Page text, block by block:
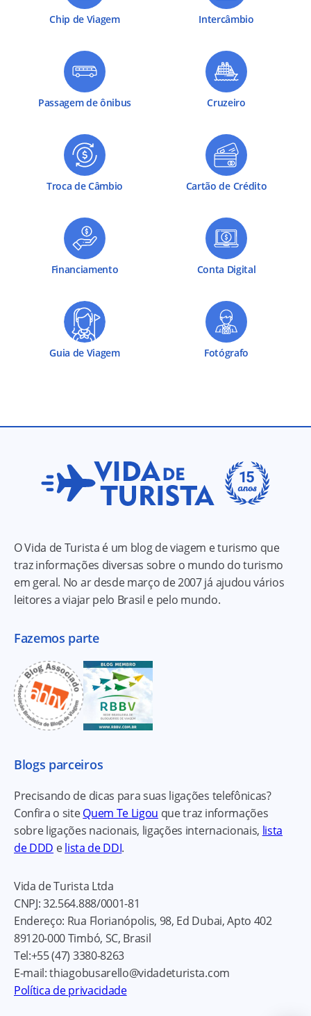
Chip de Viagem Intercâmbio
Passagem de ônibus Cruzeiro
Troca de Câmbio Cartão de Crédito
Financiamento Conta Digital
Guia de Viagem Fotógrafo
O Vida de Turista é um blog de viagem e turismo que
traz informações diversas sobre o mundo do turismo
em geral. No ar desde março de 2007 já ajudou vários
leitores a viajar pelo Brasil e pelo mundo.
Fazemos parte
Blogs parceiros
Precisando de dicas para suas ligações telefônicas?
Confira o siteQuem Te Ligou que traz informações
sobre ligações nacionais, ligações internacionais, lista
de DDD elista de DDI.
Vida de Turista Ltda
CNPJ:32.564.888/0001-81
Endereço: Rua Florianópolis, 98, Ed Dubai, Apto 402
89120-000Timbó, SC, Brasil
Tel:+55 (47) 3380-8263
E-mail:thiagobusarello@vidadeturista.com
Política de privacidade